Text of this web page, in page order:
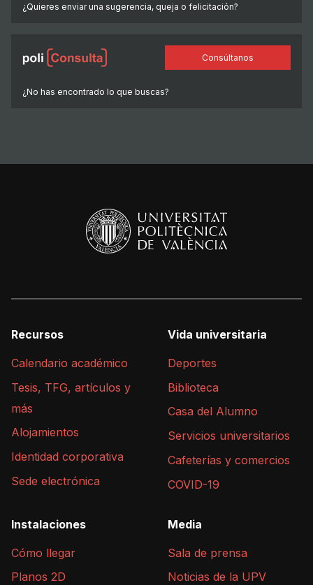
¿Quieres enviar una sugerencia, queja o felicitación?
¿No has encontrado lo que buscas?
Consúltanos
Recursos
Calendario académico
Tesis, TFG, artículos y
más
Alojamientos
Identidad corporativa
Sede electrónica
Vida universitaria
Deportes
Biblioteca
Casa del Alumno
Servicios universitarios
Cafeterías y comercios
COVID-19
Instalaciones
Cómo llegar
Planos 2D
Media
Sala de prensa
Noticias de la UPV